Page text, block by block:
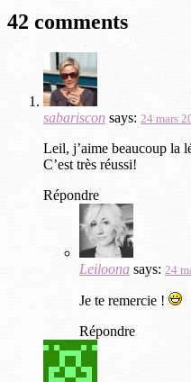
42 comments
sabariscon says: 24 mars
Leil, j’aime beaucoup la
C’est très réussi!
Répondre
Leiloona says: 24
Je te remercie !
Répondre